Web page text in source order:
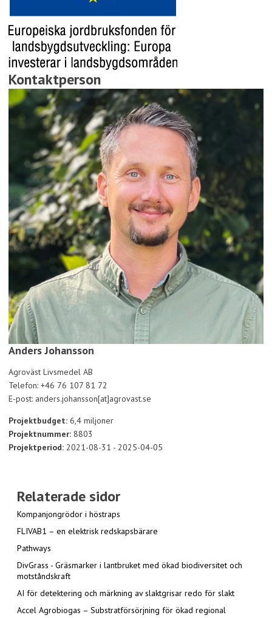
Kontaktperson
Anders Johansson
Agroväst Livsmedel AB
Telefon: +46 76 107 81 72
E-post: anders.johansson[at]agrovast.se
Projektbudget: 6,4 miljoner
Projektnummer: 8803
Projektperiod: 2021-08-31 - 2025-04-05
Relaterade sidor
Kompanjongrödor i höstraps
FLIVAB1 – en elektrisk redskapsbärare
Pathways
DivGrass - Gräsmarker i lantbruket med ökad biodiversitet och
motståndskraft
AI för detektering och märkning av slaktgrisar redo för slakt
Accel Agrobiogas – Substratförsörjning för ökad regional